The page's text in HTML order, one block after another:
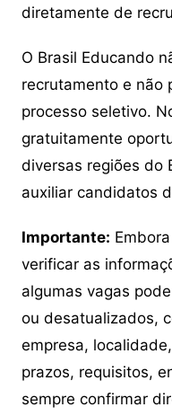
diretamente de
O Brasil Educando
recrutamento e não
processo seletivo.
gratuitamente
diversas regiões do
auxiliar candidatos
Importante:
verificar as
algumas vagas
ou desatualizados,
empresa,
prazos, requisitos,
sempre confirmar